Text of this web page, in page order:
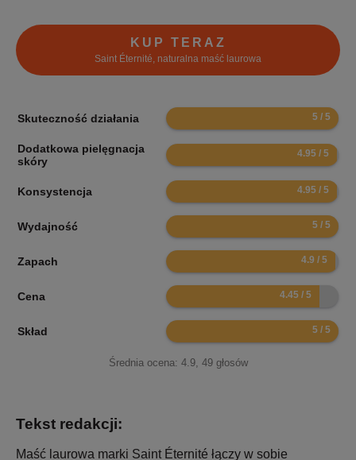
KUP TERAZ
Saint Éternité, naturalna maść laurowa
Skuteczność działania 10
Dodatkowa pielęgnacja
skóry
9.9
Konsystencja 9.9
Wydajność 10
Zapach 9.8
Cena 8.9
Skład 10
Średnia ocena: 4.9, 49głosów
Tekst redakcji:
Maść laurowa marki Saint Éternité łączy w sobie